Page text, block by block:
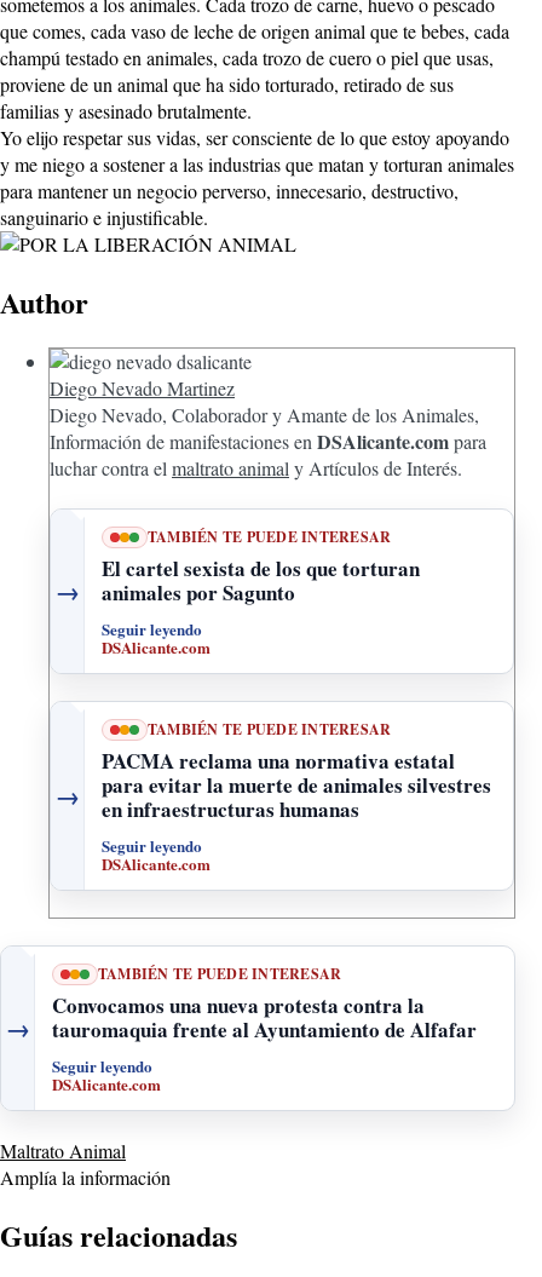
que comes, cada vaso de leche de origen animal que te bebes, cada
champú testado en animales, cada trozo de cuero o piel que usas,
proviene de un animal que ha sido torturado, retirado de sus
familias y asesinado brutalmente.
Yo elijo respetar sus vidas, ser consciente de lo que estoy apoyando
y me niego a sostener a las industrias que matan y torturan animales
para mantener un negocio perverso, innecesario, destructivo,
sanguinario e injustificable.
Author
Diego Nevado Martinez
Diego Nevado, Colaborador y Amante de los Animales,
Información de manifestaciones en DSAlicante.compara
luchar contra el maltrato animal y Artículos de Interés.
→
TAMBIÉN TE PUEDE INTERESAR
El cartel sexista de los que torturan
animales por Sagunto
Seguir leyendo
DSAlicante.com
→
TAMBIÉN TE PUEDE INTERESAR
PACMA reclama una normativa estatal
para evitar la muerte de animales silvestres
en infraestructuras humanas
Seguir leyendo
DSAlicante.com
→
TAMBIÉN TE PUEDE INTERESAR
Convocamos una nueva protesta contra la
tauromaquia frente al Ayuntamiento de Alfafar
Seguir leyendo
DSAlicante.com
Maltrato Animal
Amplía la información
Guías relacionadas